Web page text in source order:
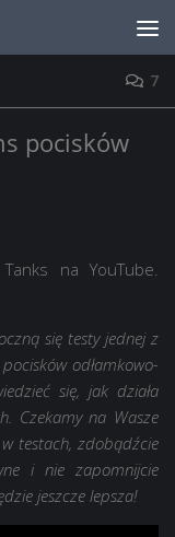
7
pocisków
na YouTube.
się testy jednej z
odłamkowo-
się, jak działa
Czekamy na Wasze
testach, zdobądźcie
i nie zapomnijcie
jeszcze lepsza!